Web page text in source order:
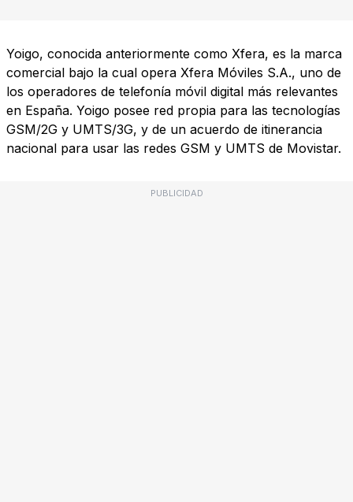
Yoigo, conocida anteriormente como Xfera, es la marca
comercial bajo la cual opera Xfera Móviles S.A., uno de
los operadores de telefonía móvil digital más relevantes
en España. Yoigo posee red propia para las tecnologías
GSM/2G y UMTS/3G, y de un acuerdo de itinerancia
nacional para usar las redes GSM y UMTS de Movistar.
PUBLICIDAD